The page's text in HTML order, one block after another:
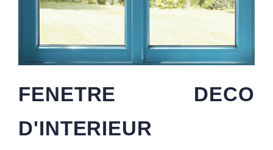
FENETRE DECO
D'INTERIEUR